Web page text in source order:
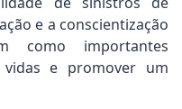
e a conscientização
como importantes
e promover um